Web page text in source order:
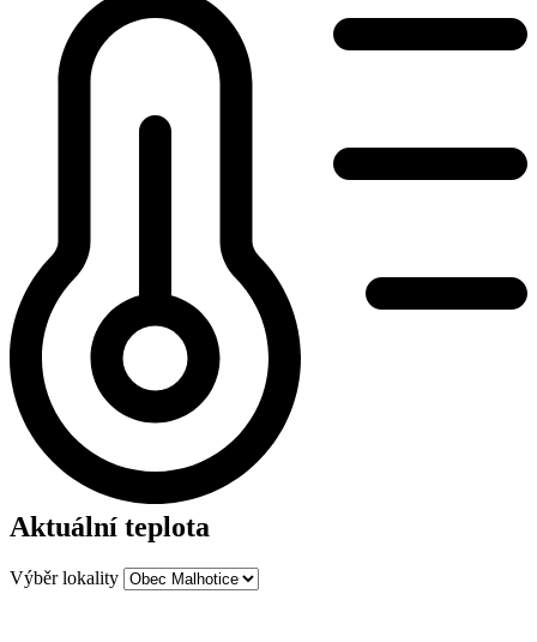
Aktuální teplota
Výběr lokality